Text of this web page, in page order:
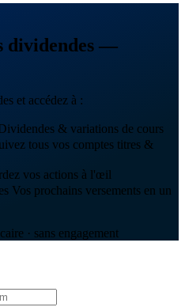
dividendes —
et accédez à :
& variations de cours
tous vos comptes titres &
vos actions à l'œil
Vos prochains versements en un
· sans engagement